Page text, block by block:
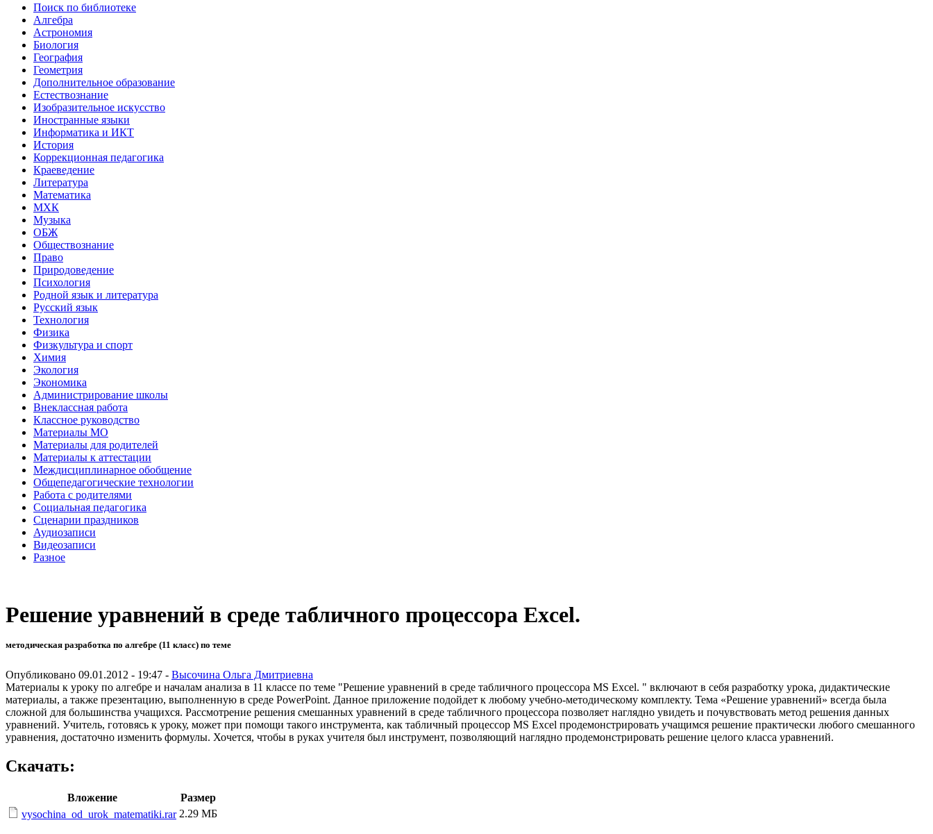
Поиск по библиотеке
Алгебра
Астрономия
Биология
География
Геометрия
Дополнительное образование
Естествознание
Изобразительное искусство
Иностранные языки
Информатика и ИКТ
История
Коррекционная педагогика
Краеведение
Литература
Математика
МХК
Музыка
ОБЖ
Обществознание
Право
Природоведение
Психология
Родной язык и литература
Русский язык
Технология
Физика
Физкультура и спорт
Химия
Экология
Экономика
Администрирование школы
Внеклассная работа
Классное руководство
Материалы МО
Материалы для родителей
Материалы к аттестации
Междисциплинарное обобщение
Общепедагогические технологии
Работа с родителями
Социальная педагогика
Сценарии праздников
Аудиозаписи
Видеозаписи
Разное
Решение уравнений в среде табличного процессора Excel.
методическая разработка по алгебре (11 класс) по теме
Опубликовано 09.01.2012 - 19:47 - Высочина Ольга Дмитриевна
Материалы к уроку по алгебре и началам анализа в 11 классе по теме "Решение уравнений в среде табличного процессора MS Excel. " включают в себя разработку урока, дидактические
материалы, а также презентацию, выполненную в среде PowerPoint. Данное приложение подойдет к любому учебно-методическому комплекту. Тема «Решение уравнений» всегда была
сложной для большинства учащихся. Рассмотрение решения смешанных уравнений в среде табличного процессора позволяет наглядно увидеть и почувствовать метод решения данных
уравнений. Учитель, готовясь к уроку, может при помощи такого инструмента, как табличный процессор MS Excel продемонстрировать учащимся решение практически любого смешанного
уравнения, достаточно изменить формулы. Хочется, чтобы в руках учителя был инструмент, позволяющий наглядно продемонстрировать решение целого класса уравнений.
Скачать:
Вложение
Размер
vysochina_od_urok_matematiki.rar 2.29 МБ